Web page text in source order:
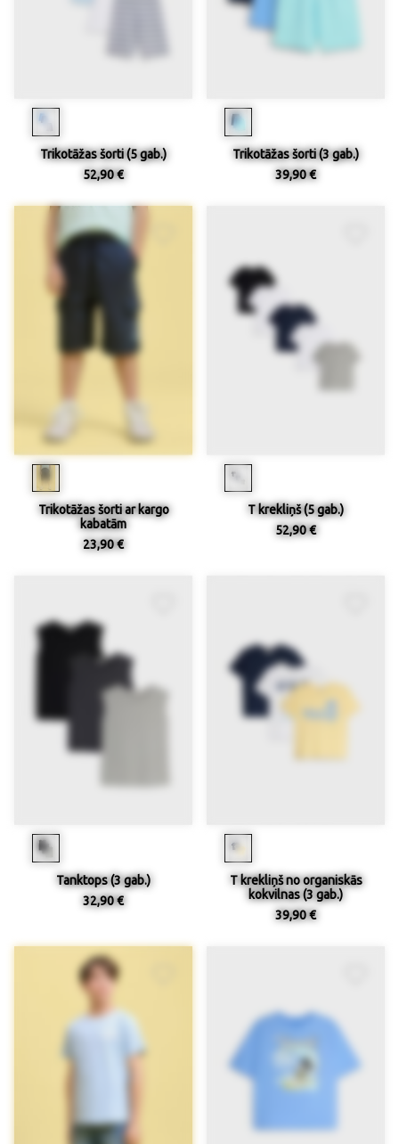
Trikotāžas šorti (5 gab.)
52,90 €
Trikotāžas šorti (3 gab.)
39,90 €
Trikotāžas šorti ar kargo
kabatām
23,90 €
T krekliņš (5 gab.)
52,90 €
Tanktops (3 gab.)
32,90 €
T krekliņš no organiskās
kokvilnas (3 gab.)
39,90 €